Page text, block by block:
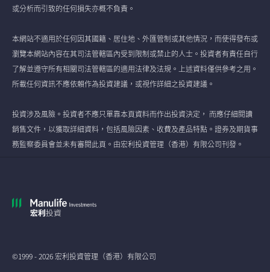
或分析而引致的任何損失亦概不負責。
本網站不適用於任何因其國籍、居住地、外匯管制或其他情況，而使得發布或
瀏覽本網站內容在其司法管轄區內受到限制或禁止的人士。投資者有責任自行
了解並遵守所有相關司法管轄區的適用法律及法規。上述資料僅供參考之用。
所載任何資訊不應依賴作為投資建議，或視作詳細之投資建議。
投資涉及風險。投資者不應只單靠本頁資料而作出投資決定， 而應仔細閱讀
銷售文件，以獲取詳細資料，包括風險因素、收費及產品特點。證券及期貨事
務監察委員會並未有審閱此頁。由宏利投資管理（香港）有限公司刊發。
©1999 - 2026 宏利投資管理（香港）有限公司